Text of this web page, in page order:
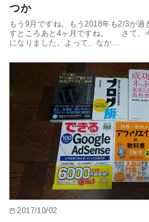
つか
もう9月ですね。もう2018年も2/3が
すところあと4ヶ月ですね。 さて、
になりました。よって、なか…
2017/10/02